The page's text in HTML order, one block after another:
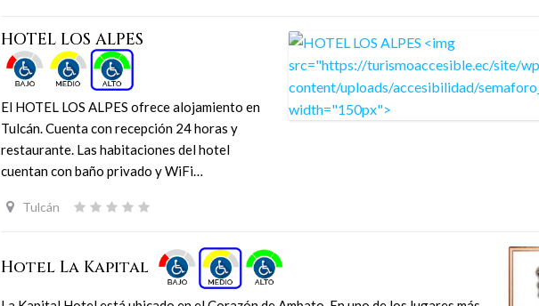
HOTEL LOS ALPES
El HOTEL LOS ALPES ofrece alojamiento en
Tulcán. Cuenta con recepción 24 horas y
restaurante. Las habitaciones del hotel
cuentan con baño privado y WiFi…
Tulcán
Hotel La Kapital